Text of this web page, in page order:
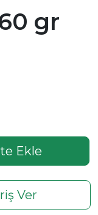
gr
Ekle
Ver